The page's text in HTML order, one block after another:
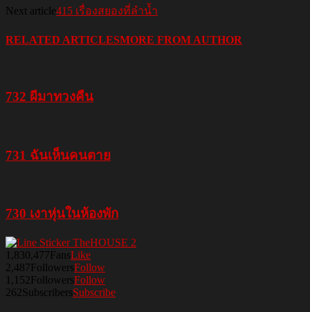
Next article415 เรื่องสยองที่ลำน้ำ
RELATED ARTICLESMORE FROM AUTHOR
732 ผีมาทวงคืน
731 ฉันเห็นคนตาย
730 เงาหุ่นในห้องพัก
1,830,477FansLike
2,487FollowersFollow
1,152FollowersFollow
262SubscribersSubscribe